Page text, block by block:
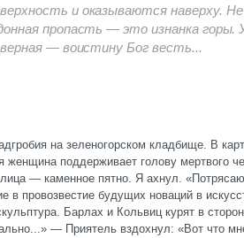
и оказываются наверху.
пропасть — это изнанка горы.
верная — воистину Бог весть...
на зеленогорском кладбище. В
женщина поддерживает голову мертвого
— каменное пятно. Я ахнул.
в провозвестие будущих новаций в
Барлах и Кольвиц курят в
— Приятель вздохнул: «Вот что